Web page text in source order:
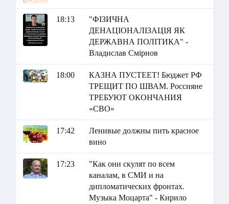
18:13
"ФІЗИЧНА
ДЕНАЦІОНАЛІЗАЦІЯ ЯК
ДЕРЖАВНА ПОЛІТИКА" -
Владислав Смірнов
18:00
КАЗНА ПУСТЕЕТ! Бюджет РФ
ТРЕЩИТ ПО ШВАМ. Россияне
ТРЕБУЮТ ОКОНЧАНИЯ
«СВО»
17:42
Ленивые должны пить красное
вино
17:23
"Как они скулят по всем
каналам, в СМИ и на
дипломатических фронтах.
Музыка Моцарта" - Кирило